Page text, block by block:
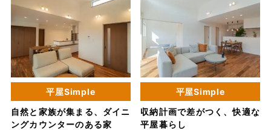
平屋Simple
自然と家族が集まる、ダイニ
ングカウンターのある家
平屋Simple
収納計画で差がつく、快適な
平屋暮らし